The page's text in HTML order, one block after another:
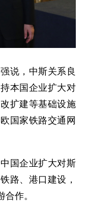
说，中斯关系良
本国企业扩大对
扩建等基础设施
国家铁路交通网
国企业扩大对斯
路、港口建设，
作。